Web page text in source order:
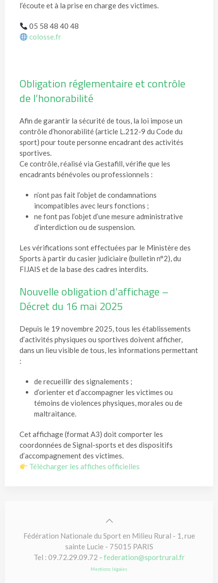
l’écoute et à la prise en charge des victimes.
05 58 48 40 48
colosse.fr
Obligation réglementaire et contrôle
de l’honorabilité
Afin de garantir la sécurité de tous, la loi impose un
contrôle d’honorabilité (article L.212-9 du Code du
sport) pour toute personne encadrant des activités
sportives.
Ce contrôle, réalisé via Gestafill, vérifie que les
encadrants bénévoles ou professionnels :
n’ont pas fait l’objet de condamnations
incompatibles avec leurs fonctions ;
ne font pas l’objet d’une mesure administrative
d’interdiction ou de suspension.
Les vérifications sont effectuées par le Ministère des
Sports à partir du casier judiciaire (bulletin n°2), du
FIJAIS et de la base des cadres interdits.
Nouvelle obligation d’affichage –
Décret du 16 mai 2025
Depuis le 19 novembre 2025, tous les établissements
d’activités physiques ou sportives doivent afficher,
dans un lieu visible de tous, les informations permettant
:
de recueillir des signalements ;
d’orienter et d’accompagner les victimes ou
témoins de violences physiques, morales ou de
maltraitance.
Cet affichage (format A3) doit comporter les
coordonnées de Signal-sports et des dispositifs
d’accompagnement des victimes.
Télécharger les affiches officielles
Fédération Nationale du Sport en Milieu Rural - 1, rue
sainte Lucie - 75015 PARIS
Tel : 09.72.29.09.72 - federation@sportrural.fr
Mentions légales